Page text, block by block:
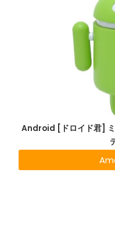
Android [ドロイド君] ミ